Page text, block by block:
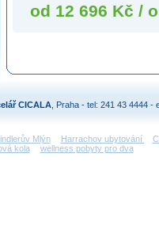
od 12 696 Kč /
CICALA , Praha - tel: 241 43 4444 -
Mlýn Harrachov ubytování
kola wellness pobyty pro dva